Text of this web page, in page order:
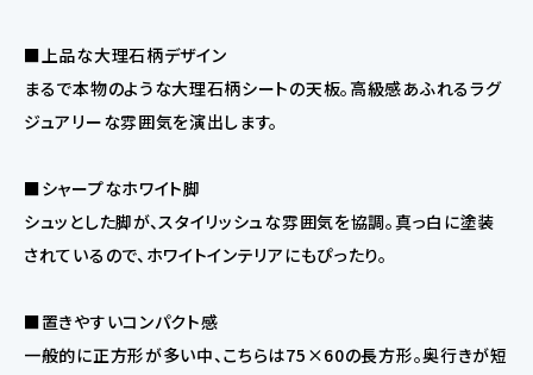
■上品な大理石柄デザイン
まるで本物のような大理石柄シートの天板。高級感あふれるラグ
ジュアリーな雰囲気を演出します。
■シャープなホワイト脚
シュッとした脚が、スタイリッシュな雰囲気を協調。真っ白に塗装
されているので、ホワイトインテリアにもぴったり。
■置きやすいコンパクト感
一般的に正方形が多い中、こちらは75×60の長方形。奥行きが短